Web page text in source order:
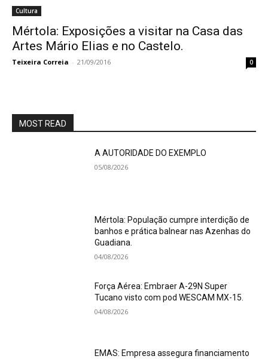
Cultura
Mértola: Exposições a visitar na Casa das
Artes Mário Elias e no Castelo.
Teixeira Correia - 21/09/2016 0
MOST READ
A AUTORIDADE DO EXEMPLO
05/08/2026
Mértola: População cumpre interdição de
banhos e prática balnear nas Azenhas do
Guadiana.
04/08/2026
Força Aérea: Embraer A-29N Super
Tucano visto com pod WESCAM MX-15.
04/08/2026
EMAS: Empresa assegura financiamento